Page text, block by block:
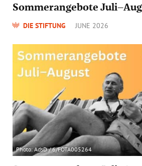
Sommerangebote
DIE STIFTUNG JUNE 2026
Photo: AdsD / 6/FOTA005264